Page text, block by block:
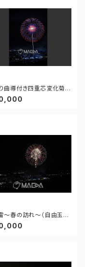
曲導付き四重芯変化菊-
花火 第97回全国花火競
- 176671211943597
～春の訪れ～（自由玉）-
花火 第97回全国花火競
- 176671211987818